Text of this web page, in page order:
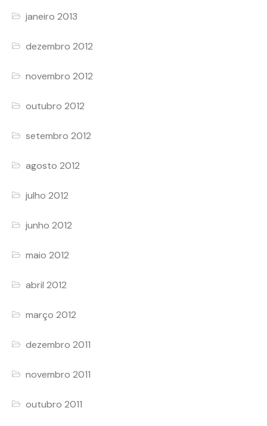
janeiro 2013
dezembro 2012
novembro 2012
outubro 2012
setembro 2012
agosto 2012
julho 2012
junho 2012
maio 2012
abril 2012
março 2012
dezembro 2011
novembro 2011
outubro 2011